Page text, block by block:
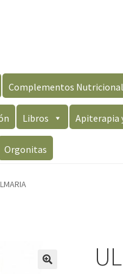
Complementos
Libros Apiterapia
Orgonitas